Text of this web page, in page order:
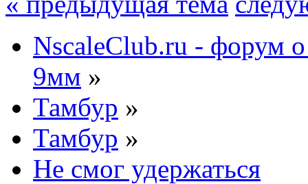
NscaleClub.ru - форум
9мм »
Тамбур »
Тамбур »
Не смог удержаться